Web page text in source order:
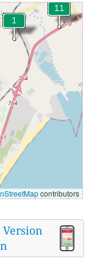
contributors